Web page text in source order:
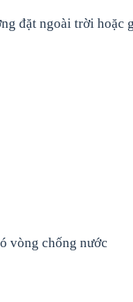
đặt ngoài trời hoặc
vòng chống nước